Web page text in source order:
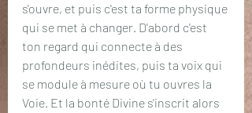
s'ouvre, et puis c'est ta forme physique
qui se met à changer. D'abord c'est
ton regard qui connecte à des
profondeurs inédites, puis ta voix qui
se module à mesure où tu ouvres la
Voie. Et la bonté Divine s'inscrit alors